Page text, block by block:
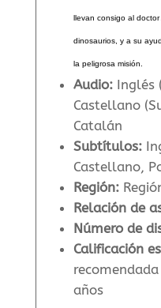
llevan consigo al
dinosaurios, y a su
la peligrosa misión.
Audio:Inglés
Castellano
Catalán
Subtítulos:
Castellano,
Región:
Relación de
Número de
Calificación
años